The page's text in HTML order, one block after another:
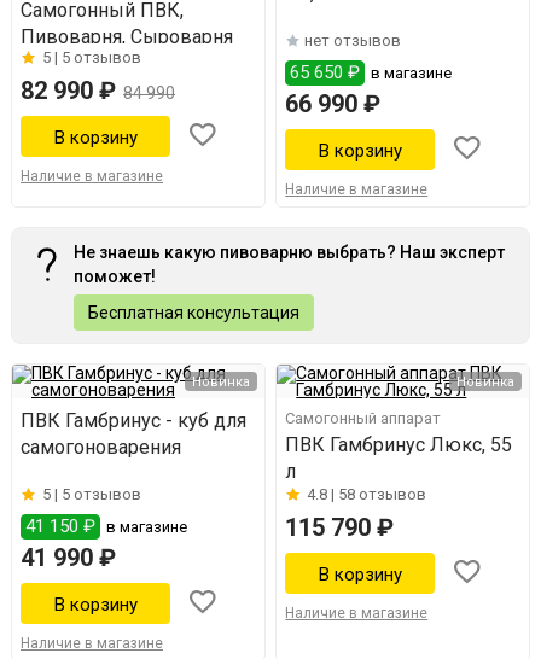
Самогонный ПВК,
Пивоварня, Сыроварня
5 | 5 отзывов
82 990 ₽ 84 990
Наличие в магазине
нет отзывов
65 650 ₽ в магазине
66 990 ₽
Наличие в магазине
Не знаешь какую пивоварню выбрать? Наш эксперт
поможет!
Бесплатная консультация
Новинка
ПВК Гамбринус - куб для
самогоноварения
5 | 5 отзывов
41 150 ₽ в магазине
41 990 ₽
Наличие в магазине
Новинка
Самогонный аппарат
ПВК Гамбринус Люкс, 55
л
4.8 | 58 отзывов
115 790 ₽
Наличие в магазине